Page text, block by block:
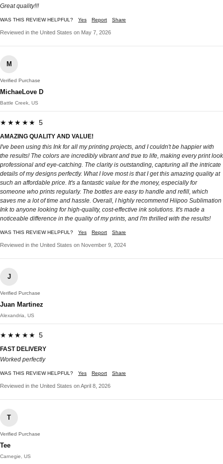
Great quality!!!
WAS THIS REVIEW HELPFUL? Yes Report Share
Reviewed in the United States on May 7, 2026
M
Verified Purchase
MichaeLove D
Battle Creek, US
★★★★★ 5
AMAZING QUALITY AND VALUE!
I've been using this Ink for all my printing projects, and I couldn't be happier with
the results! The colors are incredibly vibrant and true to life, making every print look
professional and eye-catching. The clarity is outstanding, capturing all the intricate
details of my designs perfectly. What I love most is that I get this amazing quality at
such an affordable price. It's a fantastic value for the money, especially for
someone who prints regularly. The bottles are easy to handle and refill, which
saves me a lot of time and hassle. Overall, I highly recommend Hiipoo Sublimation
Ink to anyone looking for high-quality, cost-effective ink solutions. It's made a
noticeable difference in the quality of my prints, and I'm thrilled with the results!
WAS THIS REVIEW HELPFUL? Yes Report Share
Reviewed in the United States on November 9, 2024
J
Verified Purchase
Juan Martinez
Alexandria, US
★★★★★ 5
FAST DELIVERY
Worked perfectly
WAS THIS REVIEW HELPFUL? Yes Report Share
Reviewed in the United States on April 8, 2026
T
Verified Purchase
Tee
Carnegie, US